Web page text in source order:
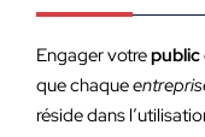
Engager votrepublic
que chaque
réside dans